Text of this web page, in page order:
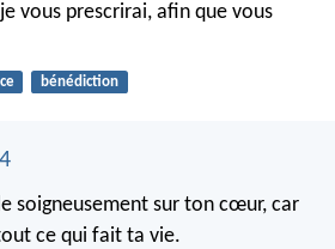
vous prescrirai, afin que vous
bénédiction
soigneusement sur ton cœur, car
ce qui fait ta vie.